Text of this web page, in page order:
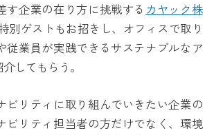
す企業の在り方に挑戦する カヤック株
別ゲストもお招きし、オフィスで取り
従業員が実践できるサステナブルなア
してもらう。
ビリティに取り組んでいきたい企業の
ビリティ担当者の方だけでなく、環境